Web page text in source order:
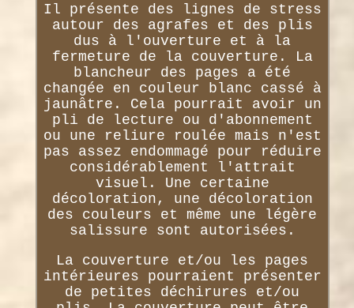
Il présente des lignes de stress
autour des agrafes et des plis
dus à l'ouverture et à la
fermeture de la couverture. La
blancheur des pages a été
changée en couleur blanc cassé à
jaunâtre. Cela pourrait avoir un
pli de lecture ou d'abonnement
ou une reliure roulée mais n'est
pas assez endommagé pour réduire
considérablement l'attrait
visuel. Une certaine
décoloration, une décoloration
des couleurs et même une légère
salissure sont autorisées.
La couverture et/ou les pages
intérieures pourraient présenter
de petites déchirures et/ou